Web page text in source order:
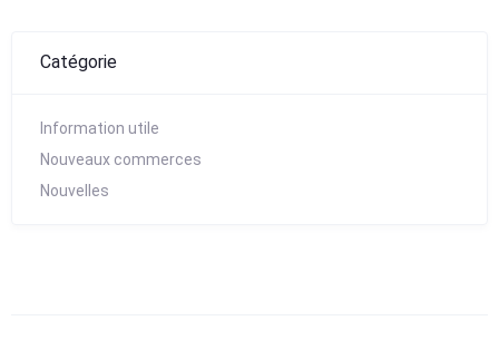
Catégorie
Information utile
Nouveaux commerces
Nouvelles